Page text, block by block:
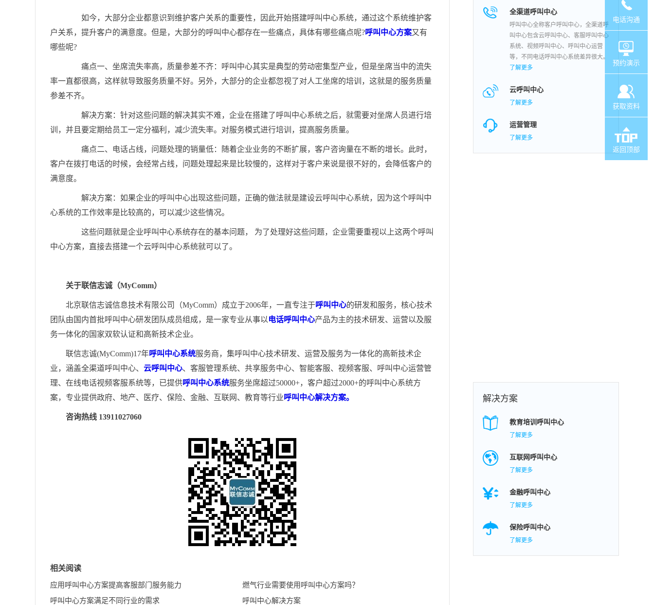
如今，大部分企业都意识到维护客户关系的重要性，因此开始搭建呼叫中心系统，通过这个系统维护客
户关系，提升客户的满意度。但是，大部分的呼叫中心都存在一些痛点，具体有哪些痛点呢?呼叫中心方案又有
哪些呢?
痛点一、坐席流失率高，质量参差不齐：呼叫中心其实是典型的劳动密集型产业，但是坐席当中的流失
率一直都很高，这样就导致服务质量不好。另外，大部分的企业都忽视了对人工坐席的培训，这就是的服务质量
参差不齐。
解决方案：针对这些问题的解决其实不难，企业在搭建了呼叫中心系统之后，就需要对坐席人员进行培
训，并且要定期给员工一定分福利，减少流失率。对服务模式进行培训，提高服务质量。
痛点二、电话占线，问题处理的销量低：随着企业业务的不断扩展，客户咨询量在不断的增长。此时，
客户在拨打电话的时候，会经常占线，问题处理起来是比较慢的，这样对于客户来说是很不好的，会降低客户的
满意度。
解决方案：如果企业的呼叫中心出现这些问题，正确的做法就是建设云呼叫中心系统，因为这个呼叫中
心系统的工作效率是比较高的，可以减少这些情况。
这些问题就是企业呼叫中心系统存在的基本问题， 为了处理好这些问题，企业需要重视以上这两个呼叫
中心方案，直接去搭建一个云呼叫中心系统就可以了。
关于联信志诚（MyComm）
北京联信志诚信息技术有限公司（MyComm）成立于2006年，一直专注于呼叫中心的研发和服务，核心技术
团队由国内首批呼叫中心研发团队成员组成，是一家专业从事以 电话呼叫中心产品为主的技术研发、运营以及服
务一体化的国家双软认证和高新技术企业。
联信志诚(MyComm)17年呼叫中心系统服务商，集呼叫中心技术研发、运营及服务为一体化的高新技术企
业，涵盖全渠道呼叫中心、 云呼叫中心、客服管理系统、共享服务中心、智能客服、视频客服、呼叫中心运营管
理、在线电话视频客服系统等，已提供呼叫中心系统服务坐席超过50000+，客户超过2000+的呼叫中心系统方
案，专业提供政府、地产、医疗、保险、金融、互联网、教育等行业 呼叫中心解决方案。
咨询热线 13911027060
相关阅读
应用呼叫中心方案提高客服部门服务能力
燃气行业需要使用呼叫中心方案吗？
呼叫中心方案满足不同行业的需求
呼叫中心解决方案
全渠道呼叫中心
呼叫中心全称客户呼叫中心，全渠道呼
叫中心包含云呼叫中心、客服呼叫中心
系统、视频呼叫中心、呼叫中心运营
等，不同电话呼叫中心系统差异很大。
了解更多
云呼叫中心
了解更多
运营管理
了解更多
解决方案
教育培训呼叫中心
了解更多
互联网呼叫中心
了解更多
金融呼叫中心
了解更多
保险呼叫中心
了解更多
电话沟通
预约演示
获取资料
返回顶部